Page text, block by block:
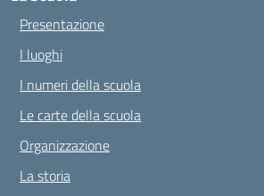
Presentazione
I luoghi
I numeri della scuola
Le carte della scuola
Organizzazione
La storia